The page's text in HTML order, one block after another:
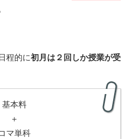
程的に初月は２回しか授業が受
基本料
＋
マ単科